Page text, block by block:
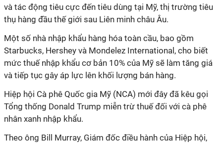
và tác động tiêu cực đến tiêu dùng tại Mỹ, thị trường tiêu
thụ hàng đầu thế giới sau Liên minh châu Âu.
Một số nhà nhập khẩu hàng hóa toàn cầu, bao gồm
Starbucks, Hershey và Mondelez International, cho biết
mức thuế nhập khẩu cơ bản 10% của Mỹ sẽ làm tăng giá
và tiếp tục gây áp lực lên khối lượng bán hàng.
Hiệp hội Cà phê Quốc gia Mỹ (NCA) mới đây đã kêu gọi
Tổng thống Donald Trump miễn trừ thuế đối với cà phê
nhân xanh nhập khẩu.
Theo ông Bill Murray, Giám đốc điều hành của Hiệp hội,